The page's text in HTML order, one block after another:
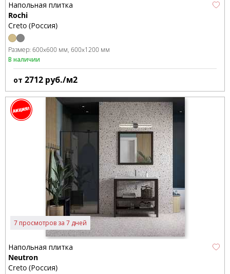
Напольная плитка
Rochi
Creto (Россия)
Размер: 600x600 мм 600x1200 мм
В наличии
от 2712 руб./м2
7 просмотров за 7 дней
Напольная плитка
Neutron
Creto (Россия)